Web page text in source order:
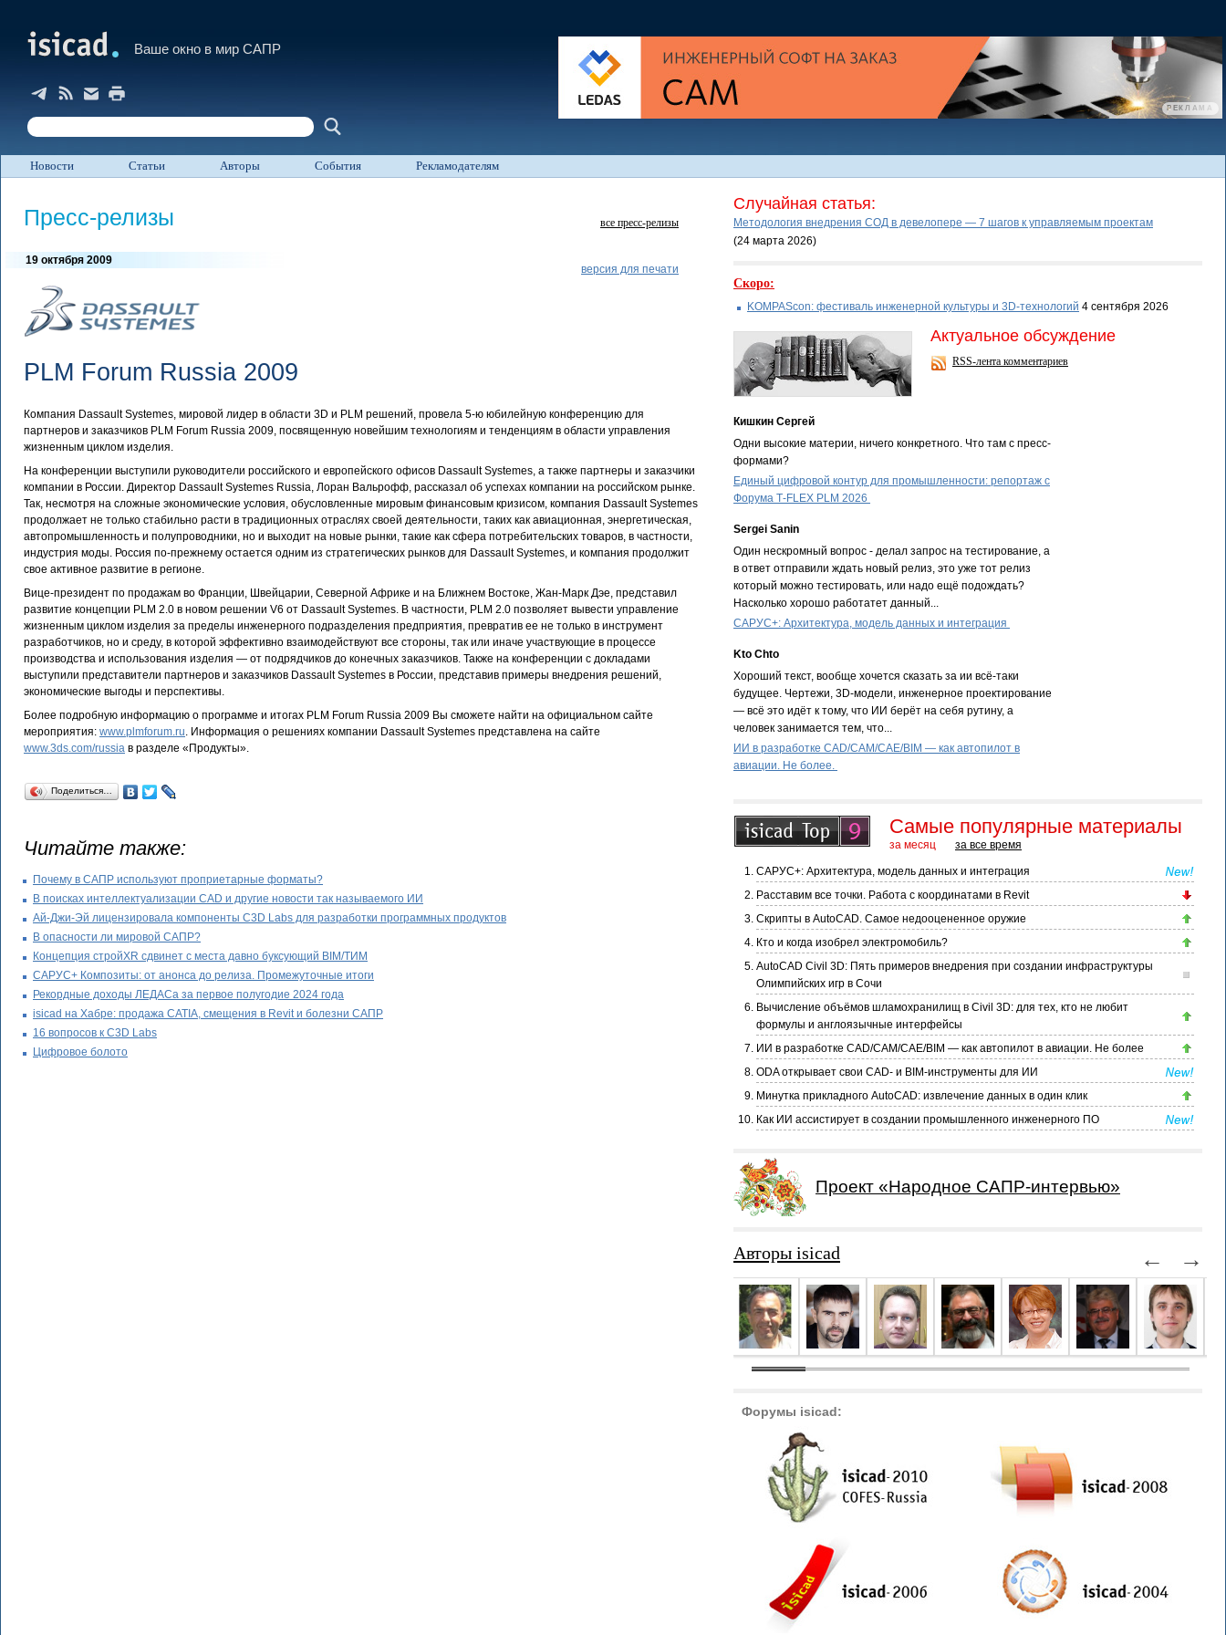
Ваше окно в мир САПР
Новости Статьи Авторы События Рекламодателям
все пресс-релизы
Пресс-релизы
версия для печати
19 октября 2009
PLM Forum Russia 2009
Компания Dassault Systemes, мировой лидер в области 3D и PLM решений, провела 5-ю юбилейную конференцию для
партнеров и заказчиков PLM Forum Russia 2009, посвященную новейшим технологиям и тенденциям в области управления
жизненным циклом изделия.
На конференции выступили руководители российского и европейского офисов Dassault Systemes, а также партнеры и заказчики
компании в России. Директор Dassault Systemes Russia, Лоран Вальрофф, рассказал об успехах компании на российском рынке.
Так, несмотря на сложные экономические условия, обусловленные мировым финансовым кризисом, компания Dassault Systemes
продолжает не только стабильно расти в традиционных отраслях своей деятельности, таких как авиационная, энергетическая,
автопромышленность и полупроводники, но и выходит на новые рынки, такие как сфера потребительских товаров, в частности,
индустрия моды. Россия по-прежнему остается одним из стратегических рынков для Dassault Systemes, и компания продолжит
свое активное развитие в регионе.
Вице-президент по продажам во Франции, Швейцарии, Северной Африке и на Ближнем Востоке, Жан-Марк Дэе, представил
развитие концепции PLM 2.0 в новом решении V6 от Dassault Systemes. В частности, PLM 2.0 позволяет вывести управление
жизненным циклом изделия за пределы инженерного подразделения предприятия, превратив ее не только в инструмент
разработчиков, но и среду, в которой эффективно взаимодействуют все стороны, так или иначе участвующие в процессе
производства и использования изделия — от подрядчиков до конечных заказчиков. Также на конференции с докладами
выступили представители партнеров и заказчиков Dassault Systemes в России, представив примеры внедрения решений,
экономические выгоды и перспективы.
Более подробную информацию о программе и итогах PLM Forum Russia 2009 Вы сможете найти на официальном сайте
мероприятия: www.plmforum.ru. Информация о решениях компании Dassault Systemes представлена на сайте
www.3ds.com/russia в разделе «Продукты».
Поделиться…
Читайте также:
Почему в САПР используют проприетарные форматы?
В поисках интеллектуализации CAD и другие новости так называемого ИИ
Ай-Джи-Эй лицензировала компоненты C3D Labs для разработки программных продуктов
В опасности ли мировой САПР?
Концепция стройXR сдвинет с места давно буксующий BIM/ТИМ
САРУС+ Композиты: от анонса до релиза. Промежуточные итоги
Рекордные доходы ЛЕДАСа за первое полугодие 2024 года
isicad на Хабре: продажа CATIA, смещения в Revit и болезни САПР
16 вопросов к C3D Labs
Цифровое болото
Случайная статья:
Методология внедрения СОД в девелопере — 7 шагов к управляемым проектам
(24 марта 2026)
Скоро:
KOMPAScon: фестиваль инженерной культуры и 3D-технологий 4 сентября 2026
Актуальное обсуждение
RSS-лента комментариев
Кишкин Сергей
Одни высокие материи, ничего конкретного. Что там с пресс-
формами?
Единый цифровой контур для промышленности: репортаж с
Форума T‑FLEX PLM 2026
Sergei Sanin
Один нескромный вопрос - делал запрос на тестирование, а
в ответ отправили ждать новый релиз, это уже тот релиз
который можно тестировать, или надо ещё подождать?
Насколько хорошо работатет данный...
САРУС+: Архитектура, модель данных и интеграция
Kto Chto
Хороший текст, вообще хочется сказать за ии всё-таки
будущее. Чертежи, 3D-модели, инженерное проектирование
— всё это идёт к тому, что ИИ берёт на себя рутину, а
человек занимается тем, что...
ИИ в разработке CAD/CAM/CAE/BIM — как автопилот в
авиации. Не более.
Самые популярные материалы
за месяц за все время
САРУС+: Архитектура, модель данных и интеграция
Расставим все точки. Работа с координатами в Revit
Скрипты в AutoCAD. Самое недооцененное оружие
Кто и когда изобрел электромобиль?
AutoCAD Civil 3D: Пять примеров внедрения при создании инфраструктуры
Олимпийских игр в Сочи
Вычисление объёмов шламохранилищ в Civil 3D: для тех, кто не любит
формулы и англоязычные интерфейсы
ИИ в разработке CAD/CAM/CAE/BIM — как автопилот в авиации. Не более
ODA открывает свои CAD- и BIM-инструменты для ИИ
Минутка прикладного AutoCAD: извлечение данных в один клик
Как ИИ ассистирует в создании промышленного инженерного ПО
Проект «Народное САПР-интервью»
Авторы isicad ← →
Форумы isicad: